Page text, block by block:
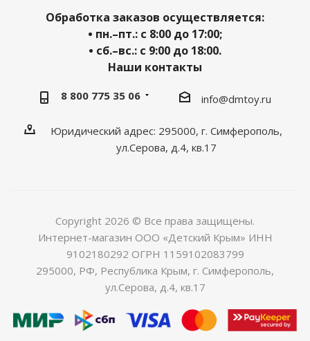
Обработка заказов осуществляется:
• пн.–пт.: с 8:00 до 17:00;
• сб.–вс.: с 9:00 до 18:00.
Наши контакты
8 800 775 35 06 info@dmtoy.ru
Юридический адрес: 295000, г. Симферополь,
ул.Серова, д.4, кв.17
Copyright 2026 © Все права защищены.
Интернет-магазин ООО «Детский Крым» ИНН
9102180292 ОГРН 1159102083799
295000, РФ, Республика Крым, г. Симферополь,
ул.Серова, д.4, кв.17